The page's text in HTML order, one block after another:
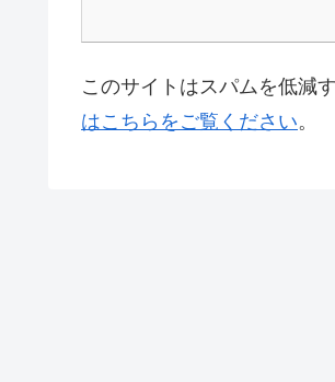
このサイトはスパムを低減
はこちらをご覧ください。